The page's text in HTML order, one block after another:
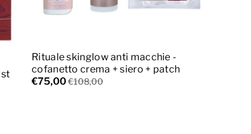
Rituale skinglow anti macchie -
cofanetto crema + siero + patch
€75,00€108,00